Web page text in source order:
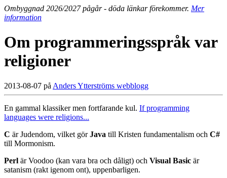
Ombyggnad 2026/2027 pågår - döda länkar förekommer. Mer
information
Om programmeringsspråk var
religioner
2013-08-07 på Anders Ytterströms webblogg
En gammal klassiker men fortfarande kul. If programming
languages were religions...
C är Judendom, vilket görJava till Kristen fundamentalism och C#
till Mormonism.
Perl är Voodoo (kan vara bra och dåligt) och Visual Basic är
satanism (rakt igenom ont), uppenbarligen.